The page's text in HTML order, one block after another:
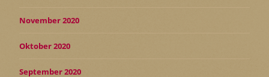
November 2020
Oktober 2020
September 2020